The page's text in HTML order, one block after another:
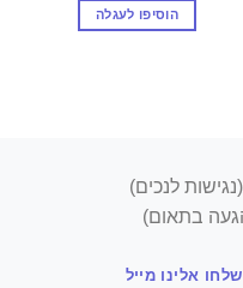
הוסיפו לעגלה
שלחו אלינו מייל